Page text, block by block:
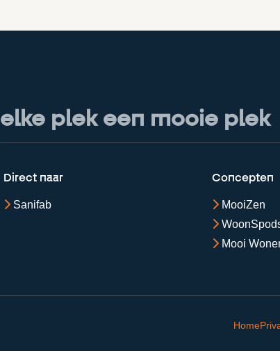
elke plek een mooie plek
Direct naar
Sanifab
Concepten
MooiZen
Mooi
Home